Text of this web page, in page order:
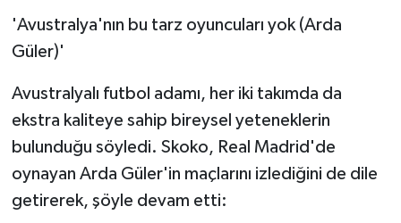
'Avustralya'nın bu tarz oyuncuları yok (Arda
Güler)'
Avustralyalı futbol adamı, her iki takımda da
ekstra kaliteye sahip bireysel yeteneklerin
bulunduğu söyledi. Skoko, Real Madrid'de
oynayan Arda Güler'in maçlarını izlediğini de dile
getirerek, şöyle devam etti: